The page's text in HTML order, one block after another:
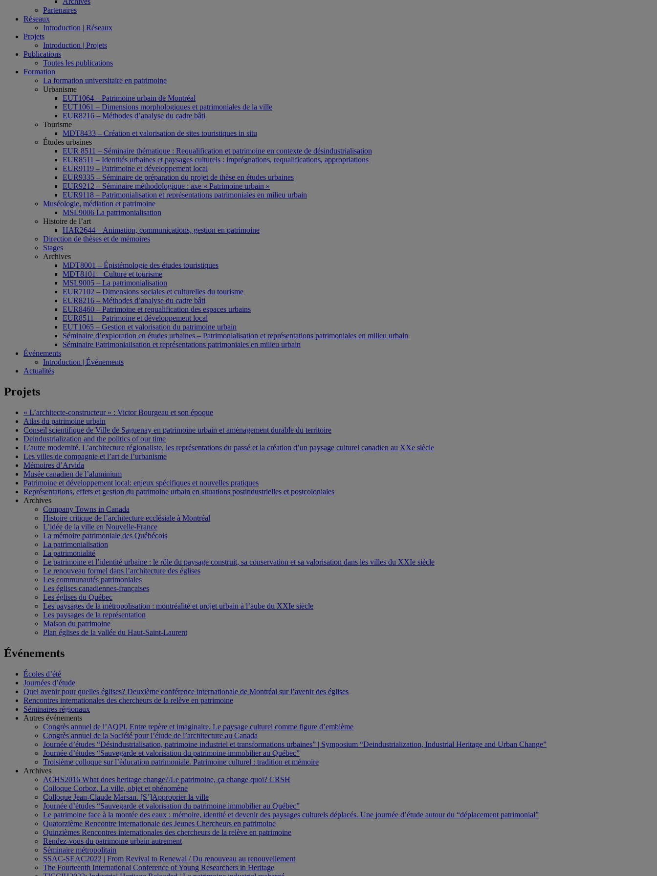
Partenaires
Réseaux
Introduction | Réseaux
Projets
Introduction | Projets
Publications
Toutes les publications
Formation
La formation universitaire en patrimoine
Urbanisme
EUT1064 – Patrimoine urbain de Montréal
EUT1061 – Dimensions morphologiques et patrimoniales de la ville
EUR8216 – Méthodes d’analyse du cadre bâti
Tourisme
MDT8433 – Création et valorisation de sites touristiques in situ
Études urbaines
EUR 8511 – Séminaire thématique : Requalification et patrimoine en contexte de désindustrialisation
EUR8511 – Identités urbaines et paysages culturels : imprégnations, requalifications, appropriations
EUR9119 – Patrimoine et développement local
EUR9335 – Séminaire de préparation du projet de thèse en études urbaines
EUR9212 – Séminaire méthodologique : axe « Patrimoine urbain »
EUR9118 – Patrimonialisation et représentations patrimoniales en milieu urbain
Muséologie, médiation et patrimoine
MSL9006 La patrimonialisation
Histoire de l’art
HAR2644 – Animation, communications, gestion en patrimoine
Direction de thèses et de mémoires
Stages
Archives
MDT8001 – Épistémologie des études touristiques
MDT8101 – Culture et tourisme
MSL9005 – La patrimonialisation
EUR7102 – Dimensions sociales et culturelles du tourisme
EUR8216 – Méthodes d’analyse du cadre bâti
EUR8460 – Patrimoine et requalification des espaces urbains
EUR8511 – Patrimoine et développement local
EUT1065 – Gestion et valorisation du patrimoine urbain
Séminaire d’exploration en études urbaines – Patrimonialisation et représentations patrimoniales en milieu urbain
Séminaire Patrimonialisation et représentations patrimoniales en milieu urbain
Événements
Introduction | Événements
Actualités
Projets
« L’architecte-constructeur » : Victor Bourgeau et son époque
Atlas du patrimoine urbain
Conseil scientifique de Ville de Saguenay en patrimoine urbain et aménagement durable du territoire
Deindustrialization and the politics of our time
L’autre modernité. L’architecture régionaliste, les représentations du passé et la création d’un paysage culturel canadien au XXe siècle
Les villes de compagnie et l’art de l’urbanisme
Mémoires d’Arvida
Musée canadien de l’aluminium
Patrimoine et développement local: enjeux spécifiques et nouvelles pratiques
Représentations, effets et gestion du patrimoine urbain en situations postindustrielles et postcoloniales
Archives
Company Towns in Canada
Histoire critique de l’architecture ecclésiale à Montréal
L’idée de la ville en Nouvelle-France
La mémoire patrimoniale des Québécois
La patrimonialisation
La patrimonialité
Le patrimoine et l’identité urbaine : le rôle du paysage construit, sa conservation et sa valorisation dans les villes du XXIe siècle
Le renouveau formel dans l’architecture des églises
Les communautés patrimoniales
Les églises canadiennes-françaises
Les églises du Québec
Les paysages de la métropolisation : montréalité et projet urbain à l’aube du XXIe siècle
Les paysages de la représentation
Maison du patrimoine
Plan églises de la vallée du Haut-Saint-Laurent
Événements
Écoles d’été
Journées d’étude
Quel avenir pour quelles églises? Deuxième conférence internationale de Montréal sur l’avenir des églises
Rencontres internationales des chercheurs de la relève en patrimoine
Séminaires régionaux
Autres événements
Congrès annuel de l’AQPI. Entre repère et imaginaire. Le paysage culturel comme figure d’emblème
Congrès annuel de la Société pour l’étude de l’architecture au Canada
Journée d’études “Désindustrialisation, patrimoine industriel et transformations urbaines” | Symposium “Deindustrialization, Industrial Heritage and Urban Change”
Journée d’études “Sauvegarde et valorisation du patrimoine immobilier au Québec”
Troisième colloque sur l’éducation patrimoniale. Patrimoine culturel : tradition et mémoire
Archives
ACHS2016 What does heritage change?/Le patrimoine, ça change quoi? CRSH
Colloque Corboz. La ville, objet et phénomène
Colloque Jean-Claude Marsan. [S’]Approprier la ville
Journée d’études “Sauvegarde et valorisation du patrimoine immobilier au Québec”
Le patrimoine face à la montée des eaux : mémoire, identité et devenir des paysages culturels déplacés. Une journée d’étude autour du “déplacement patrimonial”
Quatorzième Rencontre internationale des Jeunes Chercheurs en patrimoine
Quinzièmes Rencontres internationales des chercheurs de la relève en patrimoine
Rendez-vous du patrimoine urbain autrement
Séminaire métropolitain
SSAC-SEAC2022 | From Revival to Renewal / Du renouveau au renouvellement
The Fourteenth International Conference of Young Researchers in Heritage